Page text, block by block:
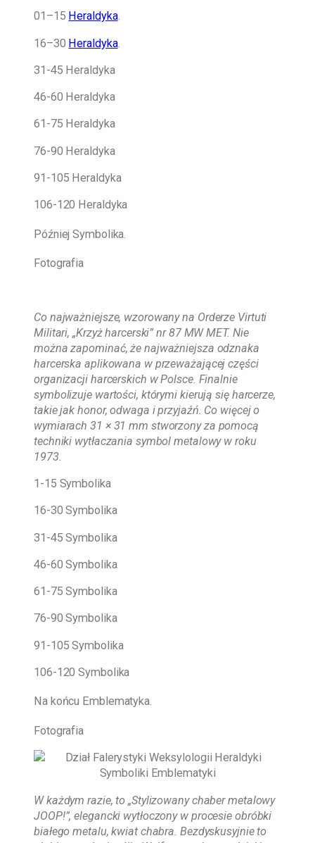
01–15 Heraldyka.
16–30 Heraldyka.
31-45 Heraldyka
46-60 Heraldyka
61-75 Heraldyka
76-90 Heraldyka
91-105 Heraldyka
106-120 Heraldyka
Później Symbolika.
Fotografia
Co najważniejsze, wzorowany na Orderze Virtuti
Militari, „Krzyż harcerski” nr 87 MW MET. Nie
można zapominać, że najważniejsza odznaka
harcerska aplikowana w przeważającej części
organizacji harcerskich w Polsce. Finalnie
symbolizuje wartości, którymi kierują się harcerze,
takie jak honor, odwaga i przyjaźń. Co więcej o
wymiarach 31 × 31 mm stworzony za pomocą
techniki wytłaczania symbol metalowy w roku
1973.
1-15 Symbolika
16-30 Symbolika
31-45 Symbolika
46-60 Symbolika
61-75 Symbolika
76-90 Symbolika
91-105 Symbolika
106-120 Symbolika
Na końcu Emblematyka.
Fotografia
W każdym razie, to „Stylizowany chaber metalowy
JOOP!”, elegancki wytłoczony w procesie obróbki
białego metalu, kwiat chabra. Bezdyskusyjnie to